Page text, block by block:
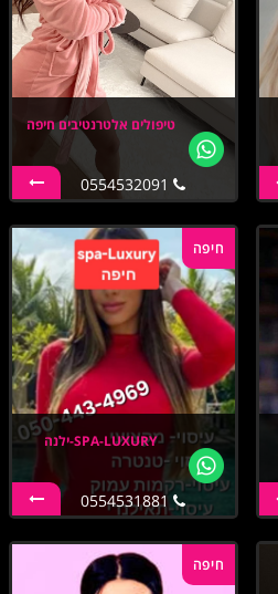
טיפולים אלטרנטיבים חיפה
חיפה
SPA-LUXURY-ילנה
חיפה